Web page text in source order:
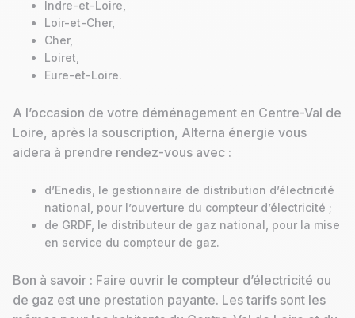
Indre-et-Loire,
Loir-et-Cher,
Cher,
Loiret,
Eure-et-Loire.
A l’occasion de votre déménagement en Centre-Val de
Loire, après la souscription, Alterna énergie vous
aidera à prendre rendez-vous avec :
d’Enedis, le gestionnaire de distribution d’électricité
national, pour l’ouverture du compteur d’électricité ;
de GRDF, le distributeur de gaz national, pour la mise
en service du compteur de gaz.
Bon à savoir : Faire ouvrir le compteur d’électricité ou
de gaz est une prestation payante. Les tarifs sont les